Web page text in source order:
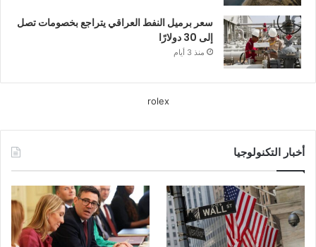
سعر برميل النفط العراقي يتراجع بخصومات تصل
إلى 30 دولارًا
منذ 3 أيام
rolex
أخبار التكنولوجيا